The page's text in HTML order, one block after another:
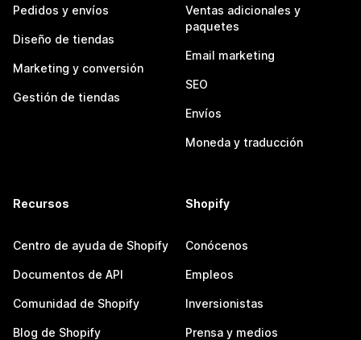
Pedidos y envíos
Diseño de tiendas
Marketing y conversión
Gestión de tiendas
Ventas adicionales y
paquetes
Email marketing
SEO
Envíos
Moneda y traducción
Recursos
Centro de ayuda de Shopify
Documentos de API
Comunidad de Shopify
Blog de Shopify
Shopify
Conócenos
Empleos
Inversionistas
Prensa y medios